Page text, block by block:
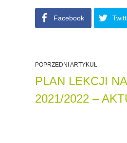
Facebook
POPRZEDNI ARTYKUŁ
PLAN LEKCJI
2021/2022 –